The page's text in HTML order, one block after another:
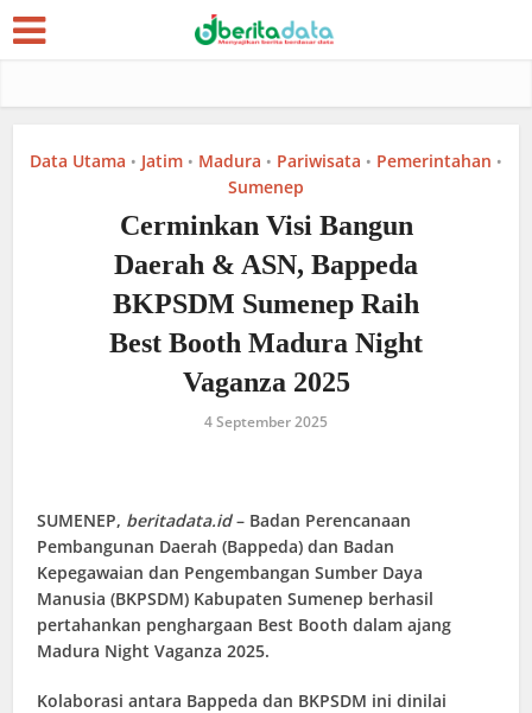
Data Utama • Jatim • Madura • Pariwisata • Pemerintahan •
Sumenep
Cerminkan Visi Bangun
Daerah & ASN, Bappeda
BKPSDM Sumenep Raih
Best Booth Madura Night
Vaganza 2025
4 September 2025
SUMENEP, beritadata.id– Badan Perencanaan
Pembangunan Daerah (Bappeda) dan Badan
Kepegawaian dan Pengembangan Sumber Daya
Manusia (BKPSDM) Kabupaten Sumenep berhasil
pertahankan penghargaan Best Booth dalam ajang
Madura Night Vaganza 2025.
Kolaborasi antara Bappeda dan BKPSDM ini dinilai